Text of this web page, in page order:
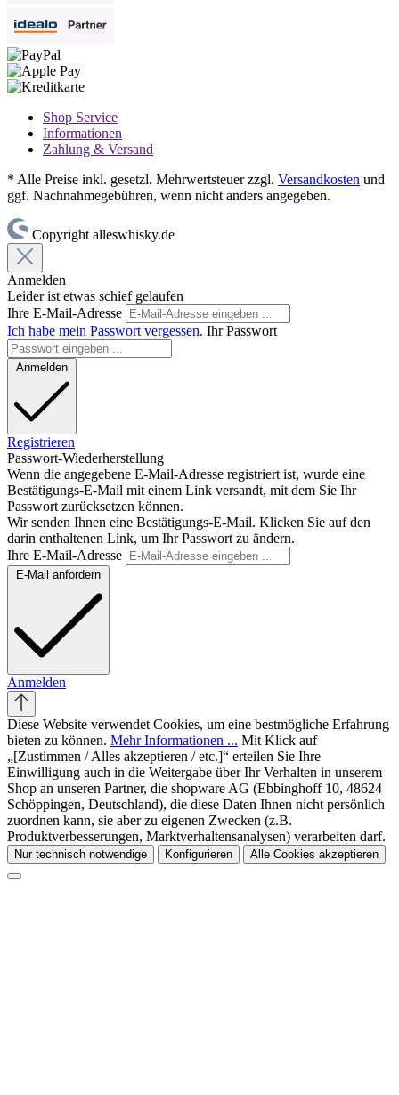
Shop Service
Informationen
Zahlung & Versand
* Alle Preise inkl. gesetzl. Mehrwertsteuer zzgl. Versandkosten und
ggf. Nachnahmegebühren, wenn nicht anders angegeben.
Copyright alleswhisky.de
Anmelden
Leider ist etwas schief gelaufen
Ihre E-Mail-Adresse
Ich habe mein Passwort vergessen. Ihr Passwort
Anmelden
Registrieren
Passwort-Wiederherstellung
Wenn die angegebene E-Mail-Adresse registriert ist, wurde eine
Bestätigungs-E-Mail mit einem Link versandt, mit dem Sie Ihr
Passwort zurücksetzen können.
Wir senden Ihnen eine Bestätigungs-E-Mail. Klicken Sie auf den
darin enthaltenen Link, um Ihr Passwort zu ändern.
Ihre E-Mail-Adresse
E-Mail anfordern
Anmelden
Diese Website verwendet Cookies, um eine bestmögliche Erfahrung
bieten zu können. Mehr Informationen ... Mit Klick auf
„[Zustimmen / Alles akzeptieren / etc.]“ erteilen Sie Ihre
Einwilligung auch in die Weitergabe über Ihr Verhalten in unserem
Shop an unseren Partner, die shopware AG (Ebbinghoff 10, 48624
Schöppingen, Deutschland), die diese Daten Ihnen nicht persönlich
zuordnen kann, sie aber zu eigenen Zwecken (z.B.
Produktverbesserungen, Marktverhaltensanalysen) verarbeiten darf.
Nur technisch notwendige Konfigurieren Alle Cookies akzeptieren